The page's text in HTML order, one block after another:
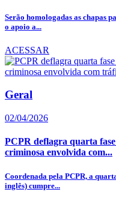
Serão homologadas as chapas
o apoio a...
ACESSAR
Geral
02/04/2026
PCPR deflagra quarta
criminosa envolvida com...
Coordenada pela PCPR, a
inglês) cumpre...